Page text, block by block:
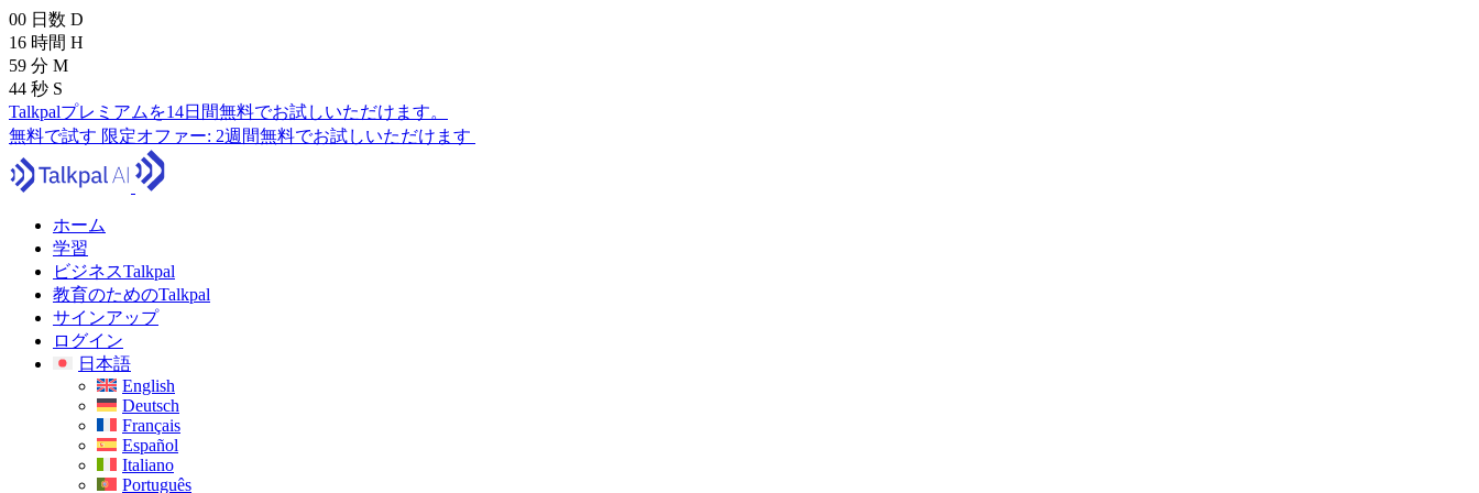
00 日数 D
16 時間 H
59 分 M
43 秒 S
Talkpalプレミアムを14日間無料でお試しいただけます。
無料で試す 限定オファー: 2週間無料でお試しいただけます
ホーム
学習
ビジネスTalkpal
教育のためのTalkpal
サインアップ
ログイン
日本語
English
Deutsch
Français
Español
Italiano
Português